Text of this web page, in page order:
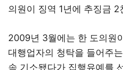
의원이 징역 1년에 추징금
2009년 3월에는 한 도의원
대행업자의 청탁을 들어주
속 기소됐다가 집행유예를